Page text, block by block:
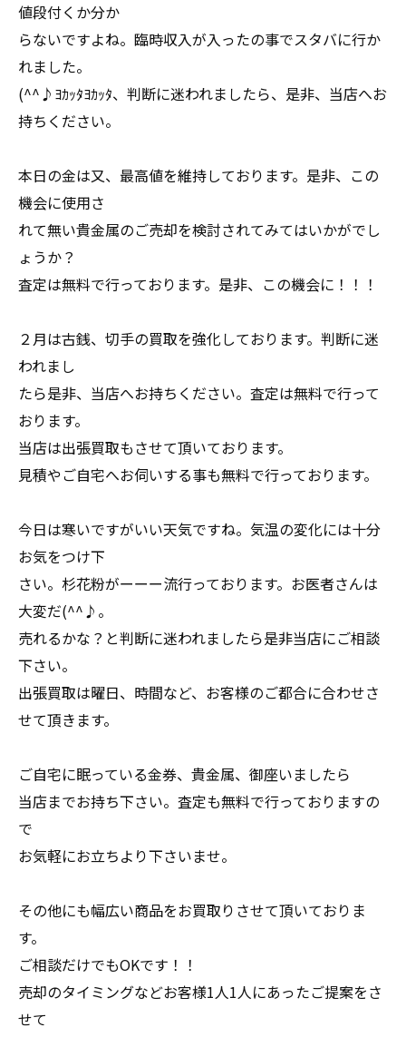
値段付くか分か
らないですよね。臨時収入が入ったの事でスタバに行か
れました。
(^^♪ﾖｶｯﾀﾖｶｯﾀ、判断に迷われましたら、是非、当店へお
持ちください。
本日の金は又、最高値を維持しております。是非、この
機会に使用さ
れて無い貴金属のご売却を検討されてみてはいかがでし
ょうか？
査定は無料で行っております。是非、この機会に！！！
２月は古銭、切手の買取を強化しております。判断に迷
われまし
たら是非、当店へお持ちください。査定は無料で行って
おります。
当店は出張買取もさせて頂いております。
見積やご自宅へお伺いする事も無料で行っております。
今日は寒いですがいい天気ですね。気温の変化には十分
お気をつけ下
さい。杉花粉がーーー流行っております。お医者さんは
大変だ(^^♪。
売れるかな？と判断に迷われましたら是非当店にご相談
下さい。
出張買取は曜日、時間など、お客様のご都合に合わせさ
せて頂きます。
ご自宅に眠っている金券、貴金属、御座いましたら
当店までお持ち下さい。査定も無料で行っておりますの
で
お気軽にお立ちより下さいませ。
その他にも幅広い商品をお買取りさせて頂いておりま
す。
ご相談だけでもOKです！！
売却のタイミングなどお客様1人1人にあったご提案をさ
せて